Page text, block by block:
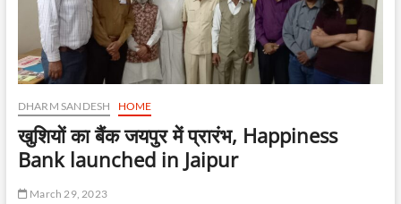
DHARM SANDESH HOME
खुशियों का बैंक जयपुर में प्रारंभ, Happiness
Bank launched in Jaipur
March 29, 2023